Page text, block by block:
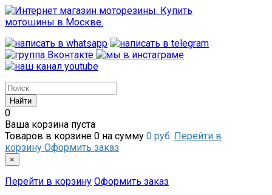
0
Ваша корзина пуста
Товаров в корзине 0 на сумму 0 руб. Перейти в
корзину Оформить заказ
×
Перейти в корзину Оформить заказ